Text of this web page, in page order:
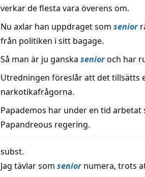
verkar de flesta vara överens om.
Nu axlar han uppdraget som senior
från politiken i sitt bagage.
Så man är ju ganska senioroch har
Utredningen föreslår att det tillsätts
narkotikafrågorna.
Papademos har under en tid arbetat
Papandreous regering.
subst.
Jag tävlar som seniornumera, trots